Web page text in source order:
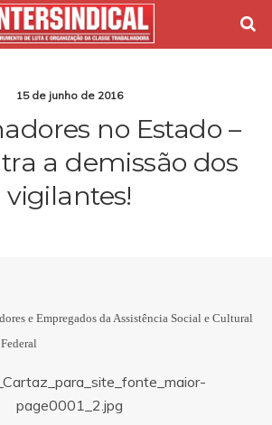
15 de junho de 2016
no Estado –
a demissão dos
vigilantes!
e Empregados da Assistência Social e Cultural